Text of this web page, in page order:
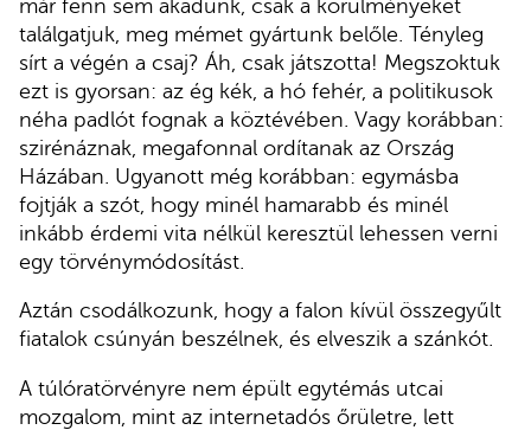
már fenn sem akadunk, csak a körülményeket
találgatjuk, meg mémet gyártunk belőle. Tényleg
sírt a végén a csaj? Áh, csak játszotta! Megszoktuk
ezt is gyorsan: az ég kék, a hó fehér, a politikusok
néha padlót fognak a köztévében. Vagy korábban:
szirénáznak, megafonnal ordítanak az Ország
Házában. Ugyanott még korábban: egymásba
fojtják a szót, hogy minél hamarabb és minél
inkább érdemi vita nélkül keresztül lehessen verni
egy törvénymódosítást.
Aztán csodálkozunk, hogy a falon kívül összegyűlt
fiatalok csúnyán beszélnek, és elveszik a szánkót.
A túlóratörvényre nem épült egytémás utcai
mozgalom, mint az internetadós őrületre, lett